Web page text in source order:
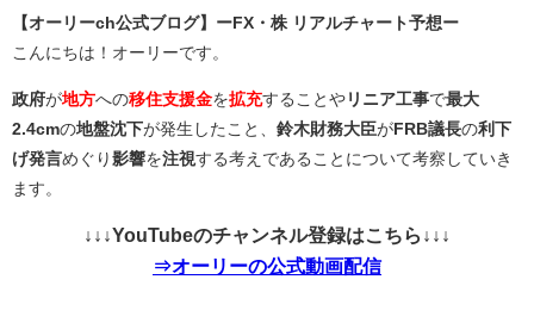
【オーリーch公式ブログ】ーFX・株 リアルチャート予想ー
こんにちは！オーリーです。
政府が地方への移住支援金を拡充することや リニア工事で最大
2.4cmの地盤沈下が発生したこと、 鈴木財務大臣がFRB議長の利下
げ発言めぐり 影響を注視する考えであることについて考察していき
ます。
↓↓↓YouTubeのチャンネル登録はこちら↓↓↓
⇒オーリーの公式動画配信